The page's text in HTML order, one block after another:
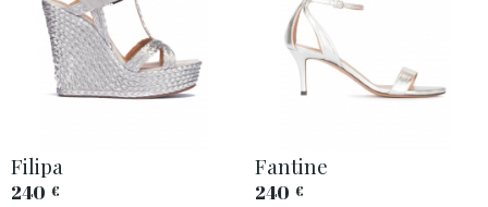
Toutes
Escarpins
Sandales
Filipa
240 €
Fantine
240 €